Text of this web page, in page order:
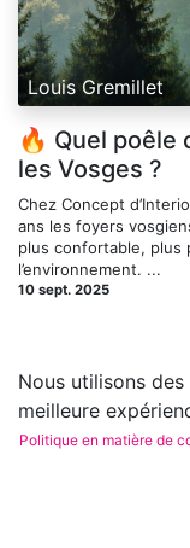
Louis Gremillet
🔥 Quel poêle
les Vosges ?
Chez Concept
ans les foyers
plus confortable, plus
l’environnement. ...
10 sept. 2025
Nous utilisons
meilleure
Politique en matière de